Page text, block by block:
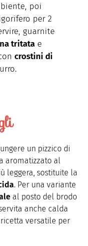
poi
per 2
guarnite
tritata e
crostini di
un pizzico di
aromatizzato al
leggera, sostituite la
. Per una variante
al posto del brodo
anche calda
versatile per